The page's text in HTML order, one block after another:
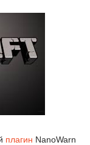
плагин NanoWarn